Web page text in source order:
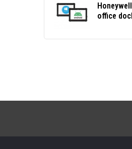
office